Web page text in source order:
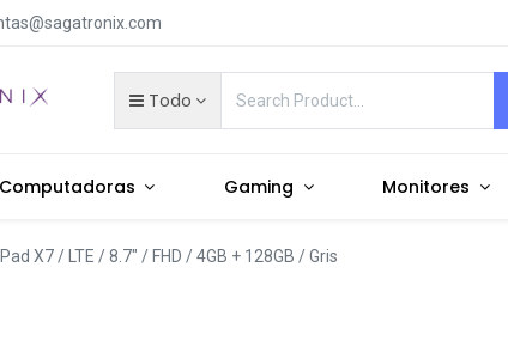
Todo
Computadoras Gaming Monitores
X7 / LTE / 8.7" / FHD / 4GB + 128GB / Gris